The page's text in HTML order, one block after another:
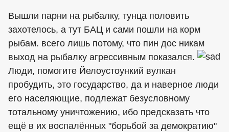
Вышли парни на рыбалку, тунца половить
захотелось, а тут БАЦ и сами пошли на корм
рыбам. всего лишь потому, что пин дос никам
выход на рыбалку агрессивным показался.
Люди, помогите Йелоустоункий вулкан
пробудить, это государство, да и наверное люди
его населяющие, подлежат безусловному
тотальному уничтожению, ибо предсказать что
ещё в их воспалённых "борьбой за демократию"